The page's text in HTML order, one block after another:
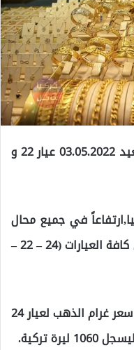
سعر الذهب في تركيا ثاني أيام العيد 03.05.2022 عيار 22 و
في جميع محال
الصاغة في عموم البلاد, وذلك على كافة العيارات (24 – 22 –
وبحسب وسائل الاعلام التركية, فإن سعر غرام الذهب لعيار 24
تركية.